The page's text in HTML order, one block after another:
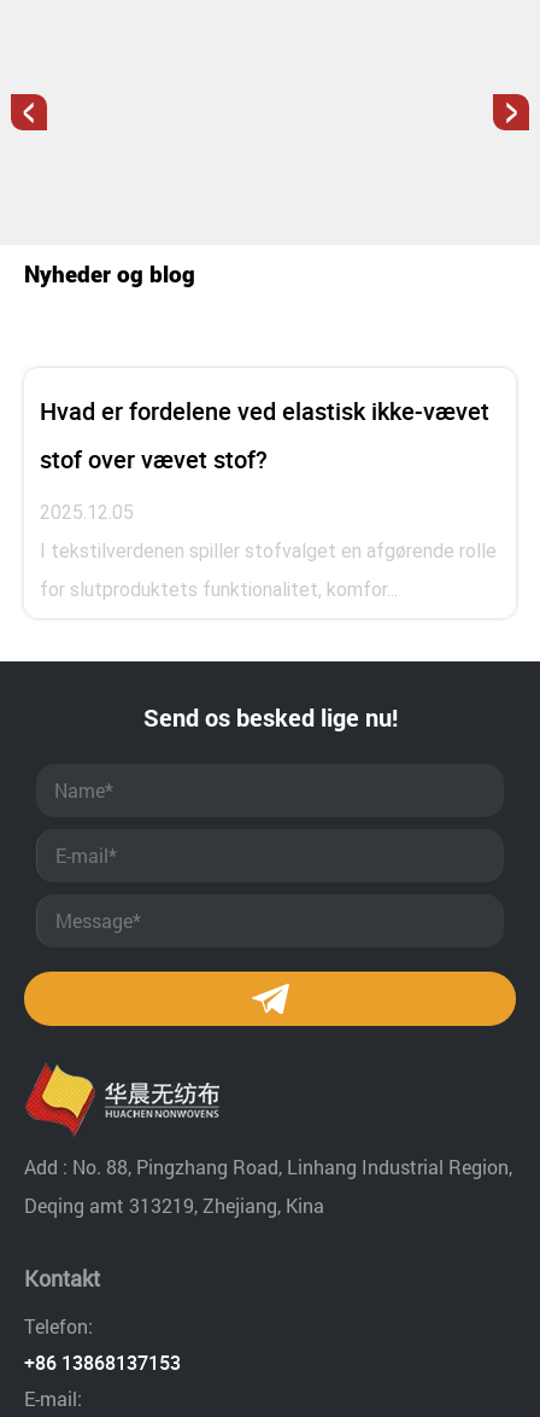
< >
Nyheder og blog
Hvad er fordelene ved elastisk ikke-vævet
stof over vævet stof?
2025.12.05
I tekstilverdenen spiller stofvalget en afgørende rolle
for slutproduktets funktionalitet, komfor...
Send os besked lige nu!
Add : No. 88, Pingzhang Road, Linhang Industrial Region,
Deqing amt 313219, Zhejiang, Kina
Kontakt
Telefon:
+86 13868137153
E-mail: